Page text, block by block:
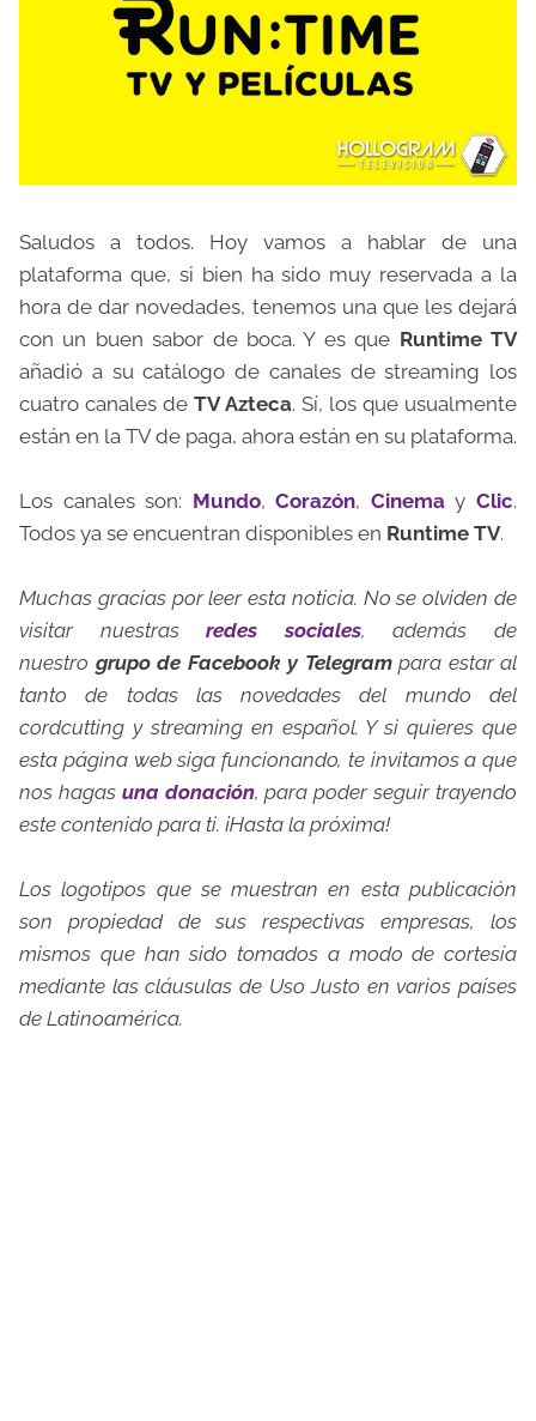
Saludos a todos. Hoy vamos a hablar de una
plataforma que, si bien ha sido muy reservada a la
hora de dar novedades, tenemos una que les dejará
con un buen sabor de boca. Y es que Runtime TV
añadió a su catálogo de canales de streaming los
cuatro canales deTV Azteca. Sí, los que usualmente
están en la TV de paga, ahora están en su plataforma.
Los canales son: Mundo,Corazón, CinemayClic.
Todos ya se encuentran disponibles en Runtime TV.
Muchas gracias por leer esta noticia. No se olviden de
visitar nuestrasredes sociales, además de
nuestro grupo de Facebook y Telegrampara estar al
tanto de todas las novedades del mundo del
cordcutting y streaming en español. Y si quieres que
esta página web siga funcionando, te invitamos a que
nos hagas una donación, para poder seguir trayendo
este contenido para ti. ¡Hasta la próxima!
Los logotipos que se muestran en esta publicación
son propiedad de sus respectivas empresas, los
mismos que han sido tomados a modo de cortesía
mediante las cláusulas de Uso Justo en varios países
de Latinoamérica.